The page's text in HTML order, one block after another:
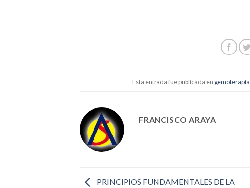
Esta entrada fue publicada en gemoterapia
FRANCISCO ARAYA
PRINCIPIOS FUNDAMENTALES DE LA